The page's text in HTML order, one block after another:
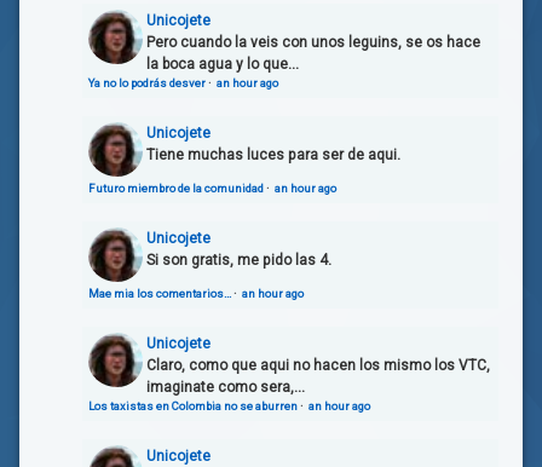
Unicojete
Pero cuando la veis con unos leguins, se os hace
la boca agua y lo que...
Ya no lo podrás desver· an hour ago
Unicojete
Tiene muchas luces para ser de aqui.
Futuro miembro de la comunidad· an hour ago
Unicojete
Si son gratis, me pido las 4.
Mae mia los comentarios… · an hour ago
Unicojete
Claro, como que aqui no hacen los mismo los VTC,
imaginate como sera,...
Los taxistas en Colombia no se aburren· an hour ago
Unicojete